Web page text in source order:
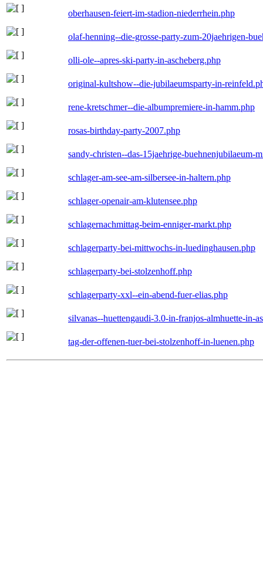
oberhausen-feiert-im-stadion-niederrhein.php
olaf-henning--die-grosse-party-zum-20jaehrigen-
olli-ole--apres-ski-party-in-ascheberg.php
original-kultshow--die-jubilaeumsparty-in-
rene-kretschmer--die-albumpremiere-in-hamm.php
rosas-birthday-party-2007.php
sandy-christen--das-15jaehrige-buehnenjubilaeum-
schlager-am-see-am-silbersee-in-haltern.php
schlager-openair-am-klutensee.php
schlagernachmittag-beim-enniger-markt.php
schlagerparty-bei-mittwochs-in-luedinghausen.php
schlagerparty-bei-stolzenhoff.php
schlagerparty-xxl--ein-abend-fuer-elias.php
silvanas--huettengaudi-3.0-in-franjos-almhuette-in-
tag-der-offenen-tuer-bei-stolzenhoff-in-luenen.php